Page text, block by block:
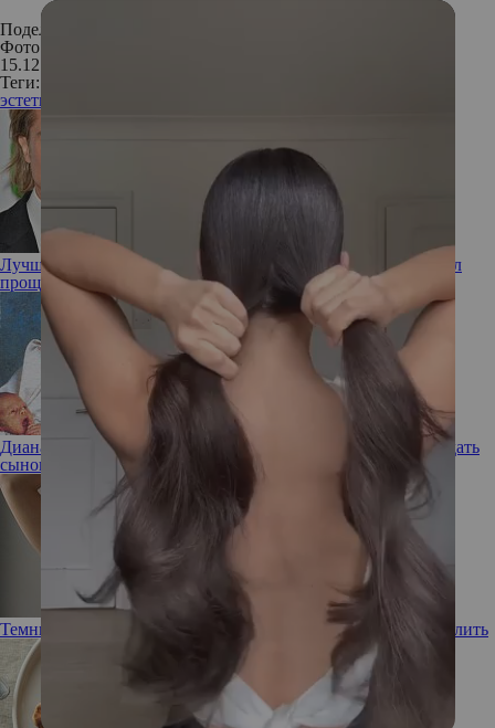
Поделиться:
Фото: Istockphoto
15.12.2019
Теги:
эстетическая медицина
Лучший друг – виноватый бывший: как Брэд Питт заслужил
прощение Дженнифер Энистон, несмотря на новый роман
Диана была против: какие «вековые» имена Карл III хотел дать
сыновьям Уильяму и Гарри
Темные впадины: почему подмышки черные и как их осветлить